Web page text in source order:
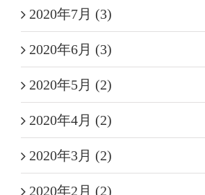
2020年7月 (3)
2020年6月 (3)
2020年5月 (2)
2020年4月 (2)
2020年3月 (2)
2020年2月 (2)